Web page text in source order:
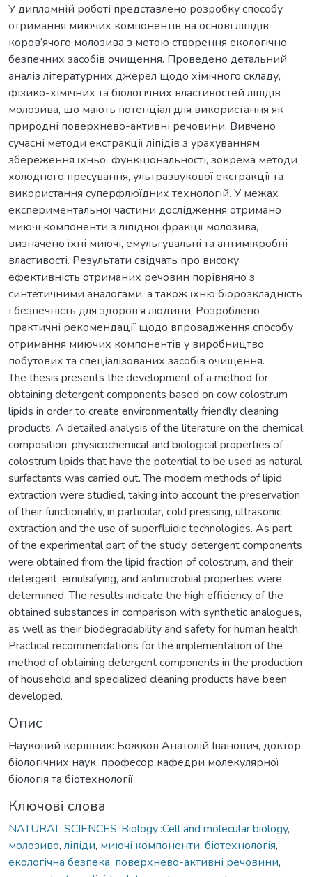
У дипломній роботі представлено розробку способу
отримання миючих компонентів на основі ліпідів
коров’ячого молозива з метою створення екологічно
безпечних засобів очищення. Проведено детальний
аналіз літературних джерел щодо хімічного складу,
фізико-хімічних та біологічних властивостей ліпідів
молозива, що мають потенціал для використання як
природні поверхнево-активні речовини. Вивчено
сучасні методи екстракції ліпідів з урахуванням
збереження їхньої функціональності, зокрема методи
холодного пресування, ультразвукової екстракції та
використання суперфлюїдних технологій. У межах
експериментальної частини дослідження отримано
миючі компоненти з ліпідної фракції молозива,
визначено їхні миючі, емульгувальні та антимікробні
властивості. Результати свідчать про високу
ефективність отриманих речовин порівняно з
синтетичними аналогами, а також їхню біорозкладність
і безпечність для здоров’я людини. Розроблено
практичні рекомендації щодо впровадження способу
отримання миючих компонентів у виробництво
побутових та спеціалізованих засобів очищення.
The thesis presents the development of a method for
obtaining detergent components based on cow colostrum
lipids in order to create environmentally friendly cleaning
products. A detailed analysis of the literature on the chemical
composition, physicochemical and biological properties of
colostrum lipids that have the potential to be used as natural
surfactants was carried out. The modern methods of lipid
extraction were studied, taking into account the preservation
of their functionality, in particular, cold pressing, ultrasonic
extraction and the use of superfluidic technologies. As part
of the experimental part of the study, detergent components
were obtained from the lipid fraction of colostrum, and their
detergent, emulsifying, and antimicrobial properties were
determined. The results indicate the high efficiency of the
obtained substances in comparison with synthetic analogues,
as well as their biodegradability and safety for human health.
Practical recommendations for the implementation of the
method of obtaining detergent components in the production
of household and specialized cleaning products have been
developed.
Опис
Науковий керівник: Божков Анатолій Іванович, доктор
біологічних наук, професор кафедри молекулярної
біологія та біотехнології
Ключові слова
NATURAL SCIENCES::Biology::Cell and molecular biology,
молозиво, ліпіди, миючі компоненти, біотехнологія,
екологічна безпека, поверхнево-активні речовини,